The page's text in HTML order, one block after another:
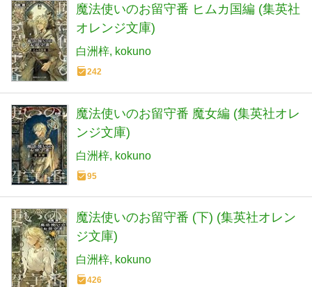
魔法使いのお留守番 ヒムカ国編 (集英社
オレンジ文庫)
白洲梓 kokuno
242
魔法使いのお留守番 魔女編 (集英社オレ
ンジ文庫)
白洲梓 kokuno
95
魔法使いのお留守番 (下) (集英社オレン
ジ文庫)
白洲梓 kokuno
426